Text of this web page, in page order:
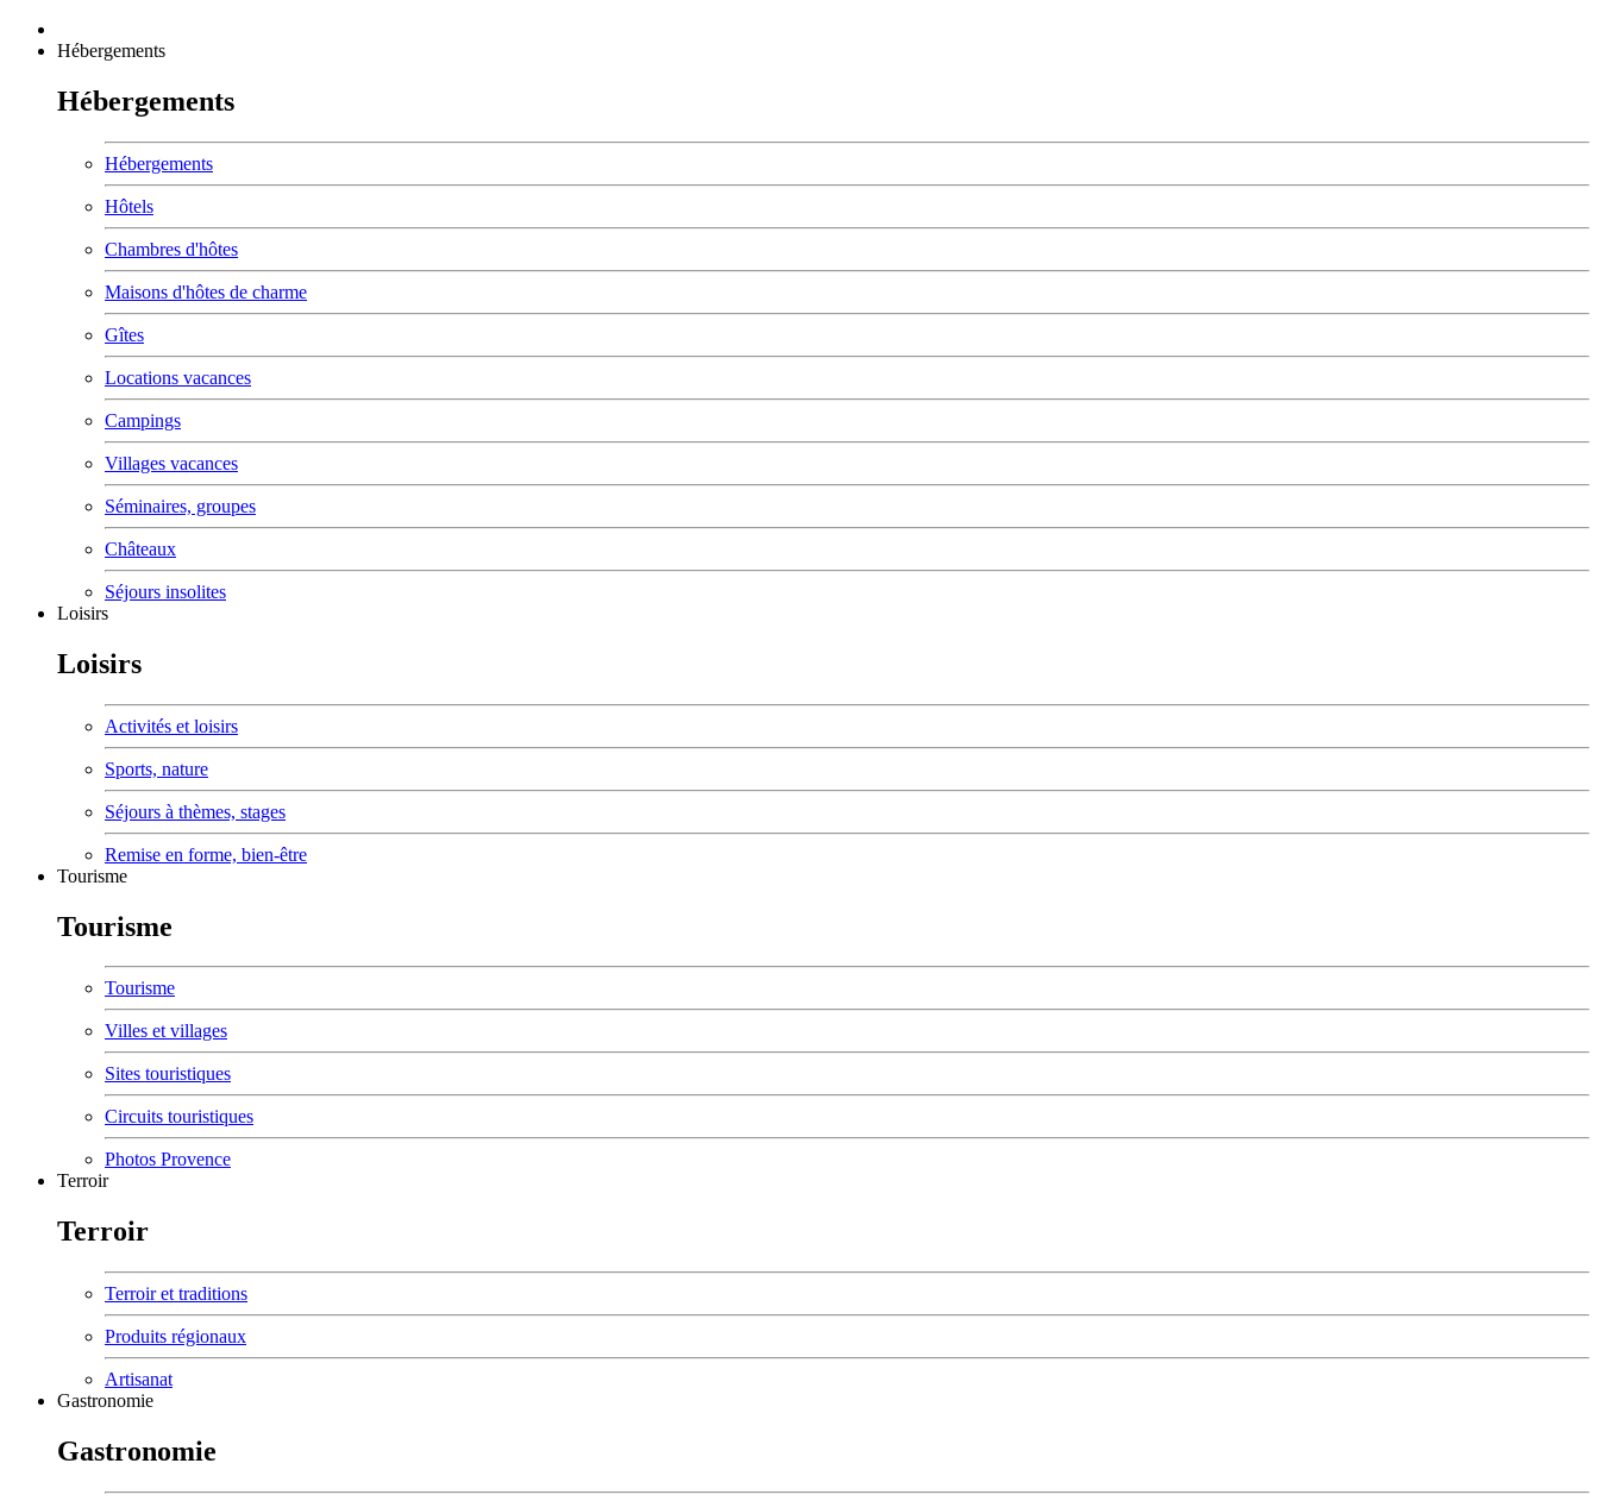
Hébergements
Hébergements
Hébergements
Hôtels
Chambres d'hôtes
Maisons d'hôtes de charme
Gîtes
Locations vacances
Campings
Villages vacances
Séminaires, groupes
Châteaux
Séjours insolites
Loisirs
Loisirs
Activités et loisirs
Sports, nature
Séjours à thèmes, stages
Remise en forme, bien-être
Tourisme
Tourisme
Tourisme
Villes et villages
Sites touristiques
Circuits touristiques
Photos Provence
Terroir
Terroir
Terroir et traditions
Produits régionaux
Artisanat
Gastronomie
Gastronomie